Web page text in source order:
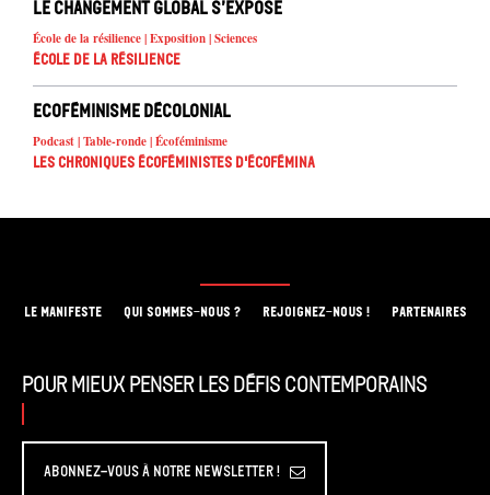
Le changement global s’expose
École de la résilience | Exposition | Sciences
École de la résilience
Ecoféminisme décolonial
Podcast | Table-ronde | Écoféminisme
Les chroniques écoféministes d'ÉcoFémina
LE MANIFESTE QUI SOMMES-NOUS ? REJOIGNEZ-NOUS ! PARTENAIRES
Pour mieux penser les défis contemporains
Abonnez-vous à Notre Newsletter !